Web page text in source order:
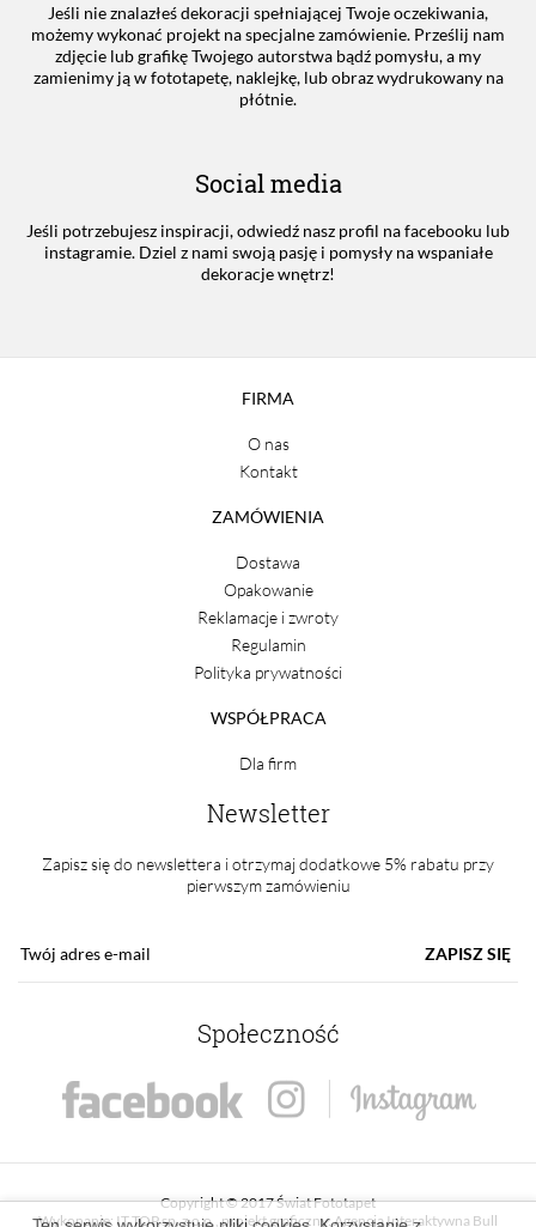
Jeśli nie znalazłeś dekoracji spełniającej Twoje oczekiwania,
możemy wykonać projekt na specjalne zamówienie. Prześlij nam
zdjęcie lub grafikę Twojego autorstwa bądź pomysłu, a my
zamienimy ją w fototapetę, naklejkę, lub obraz wydrukowany na
płótnie.
Social media
Jeśli potrzebujesz inspiracji, odwiedź nasz profil na facebooku lub
instagramie. Dziel z nami swoją pasję i pomysły na wspaniałe
dekoracje wnętrz!
FIRMA
O nas
Kontakt
ZAMÓWIENIA
Dostawa
Opakowanie
Reklamacje i zwroty
Regulamin
Polityka prywatności
WSPÓŁPRACA
Dla firm
Newsletter
Zapisz się do newslettera i otrzymaj dodatkowe 5% rabatu przy
pierwszym zamówieniu
ZAPISZ SIĘ
Społeczność
Copyright © 2017 Świat Fototapet
Wykonanie: IT TOP sp. z o.o. , projekt graficzny:Agencja Interaktywna Bull